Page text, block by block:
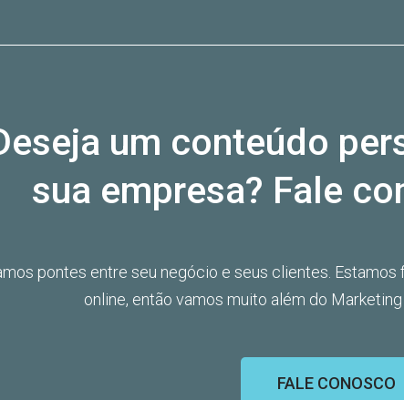
um conteúdo
sua empresa? Fale
pontes entre seu negócio e seus clientes.
online, então vamos muito além do
FALE CONOSCO